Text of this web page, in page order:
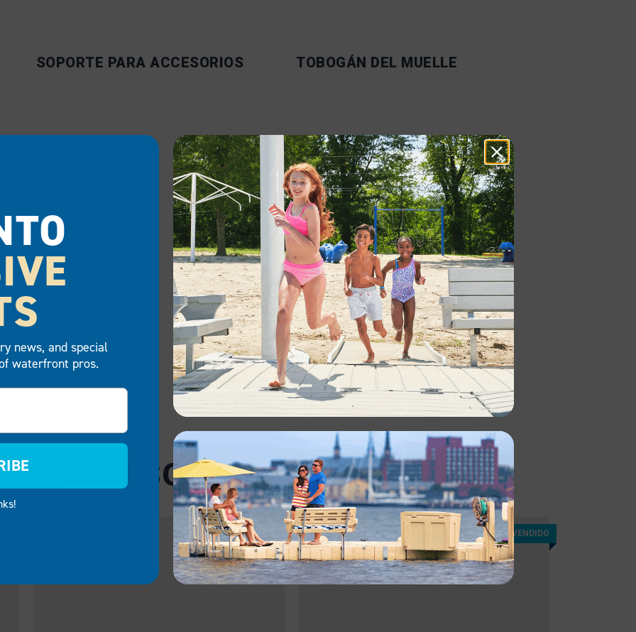
SOPORTE PARA ACCESORIOS TOBOGÁN DEL MUELLE
ACCESORIOS
EL MÁS VENDIDO
news, and special
waterfront pros.